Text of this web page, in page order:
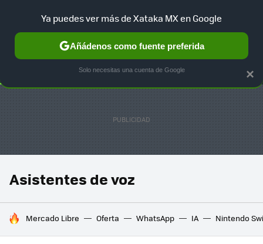
SELECCIÓN GAMING HOME AUTO TERRITORIO
Asistentes de voz
HOY SE HABLA DE
Mercado Libre Oferta WhatsApp IA Nintendo
×
Ya puedes ver más de Xataka MX en Google
Añádenos como fuente preferida
Solo necesitas una cuenta de Google